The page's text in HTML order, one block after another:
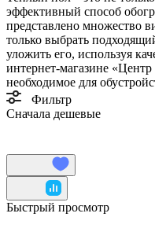
эффективный способ
представлено множество
только выбрать
уложить его, используя
интернет-магазине
необходимое для
Фильтр
Сначала дешевые
Быстрый просмотр